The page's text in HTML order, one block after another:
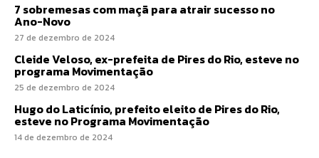
7 sobremesas com maçã para atrair sucesso no
Ano-Novo
27 de dezembro de 2024
Cleide Veloso, ex-prefeita de Pires do Rio, esteve no
programa Movimentação
25 de dezembro de 2024
Hugo do Laticínio, prefeito eleito de Pires do Rio,
esteve no Programa Movimentação
14 de dezembro de 2024